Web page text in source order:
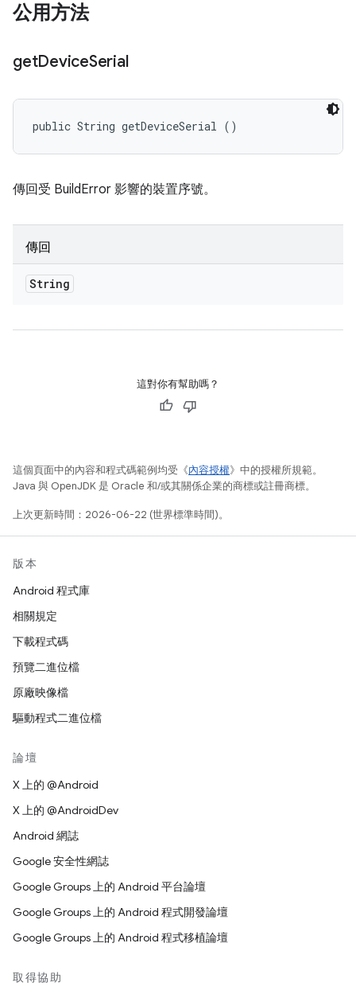
公用方法
getDeviceSerial
public String getDeviceSerial ()
傳回受 BuildError 影響的裝置序號。
傳回
String
這對你有幫助嗎？
這個頁面中的內容和程式碼範例均受《內容授權》中的授權所規範。
Java 與 OpenJDK 是 Oracle 和/或其關係企業的商標或註冊商標。
上次更新時間：2026-06-22 (世界標準時間)。
版本
Android 程式庫
相關規定
下載程式碼
預覽二進位檔
原廠映像檔
驅動程式二進位檔
論壇
X 上的 @Android
X 上的 @AndroidDev
Android 網誌
Google 安全性網誌
Google Groups 上的 Android 平台論壇
Google Groups 上的 Android 程式開發論壇
Google Groups 上的 Android 程式移植論壇
取得協助